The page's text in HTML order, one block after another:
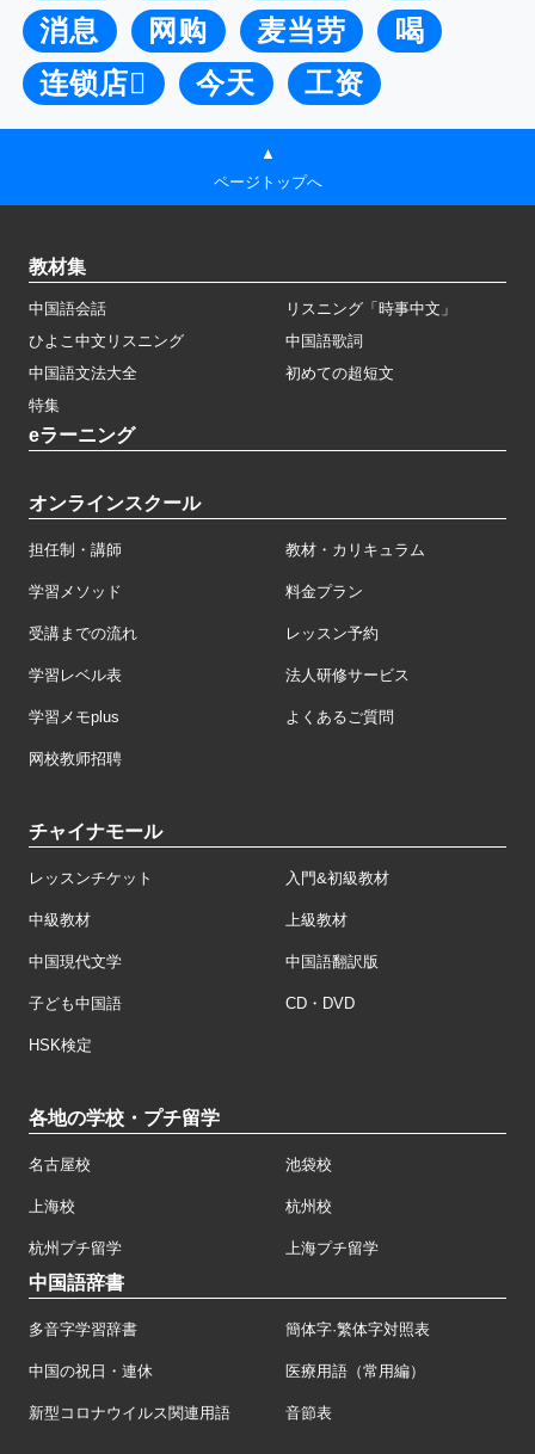
消息
网购 麦当劳
喝
连锁店
今天 工资
▲
ページトップへ
教材集
中国語会話
リスニング「時事中文」
ひよこ中文リスニング
中国語歌詞
中国語文法大全
初めての超短文
特集
eラーニング
オンラインスクール
担任制・講師 教材・カリキュラム
学習メソッド 料金プラン
受講までの流れ レッスン予約
学習レベル表 法人研修サービス
学習メモplus よくあるご質問
网校教师招聘
チャイナモール
レッスンチケット 入門&初級教材
中級教材 上級教材
中国現代文学 中国語翻訳版
子ども中国語 CD・DVD
HSK検定
各地の学校・プチ留学
名古屋校 池袋校
上海校 杭州校
杭州プチ留学 上海プチ留学
中国語辞書
多音字学習辞書 簡体字·繁体字対照表
中国の祝日・連休 医療用語（常用編）
新型コロナウイルス関連用語 音節表